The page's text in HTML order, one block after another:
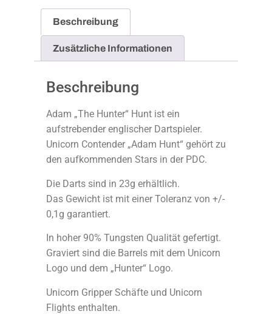
Beschreibung
Zusätzliche Informationen
Beschreibung
Adam „The Hunter“ Hunt ist ein
aufstrebender englischer Dartspieler.
Unicorn Contender „Adam Hunt“ gehört zu
den aufkommenden Stars in der PDC.
Die Darts sind in 23g erhältlich.
Das Gewicht ist mit einer Toleranz von +/-
0,1g garantiert.
In hoher 90% Tungsten Qualität gefertigt.
Graviert sind die Barrels mit dem Unicorn
Logo und dem „Hunter“ Logo.
Unicorn Gripper Schäfte und Unicorn
Flights enthalten.